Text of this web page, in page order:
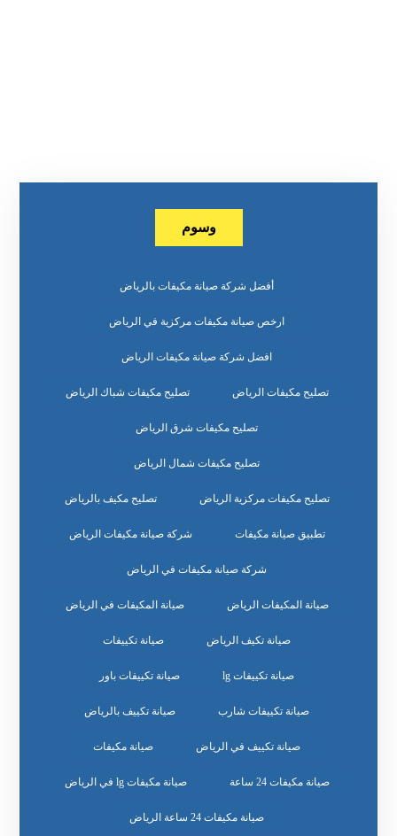
وسوم
أفضل شركة صيانة مكيفات بالرياض
ارخص صيانة مكيفات مركزية في الرياض
افضل شركة صيانة مكيفات الرياض
تصليح مكيفات الرياض تصليح مكيفات شباك الرياض
تصليح مكيفات شرق الرياض
تصليح مكيفات شمال الرياض
تصليح مكيفات مركزية الرياض تصليح مكيف بالرياض
تطبيق صيانة مكيفات شركة صيانة مكيفات الرياض
شركة صيانة مكيفات في الرياض
صيانة المكيفات الرياض صيانة المكيفات في الرياض
صيانة تكيف الرياض صيانة تكييفات
صيانة تكييفات lg صيانة تكييفات باور
صيانة تكييفات شارب صيانة تكييف بالرياض
صيانة تكييف في الرياض صيانة مكيفات
صيانة مكيفات 24 ساعة صيانة مكيفات lg في الرياض
صيانة مكيفات 24 ساعة الرياض